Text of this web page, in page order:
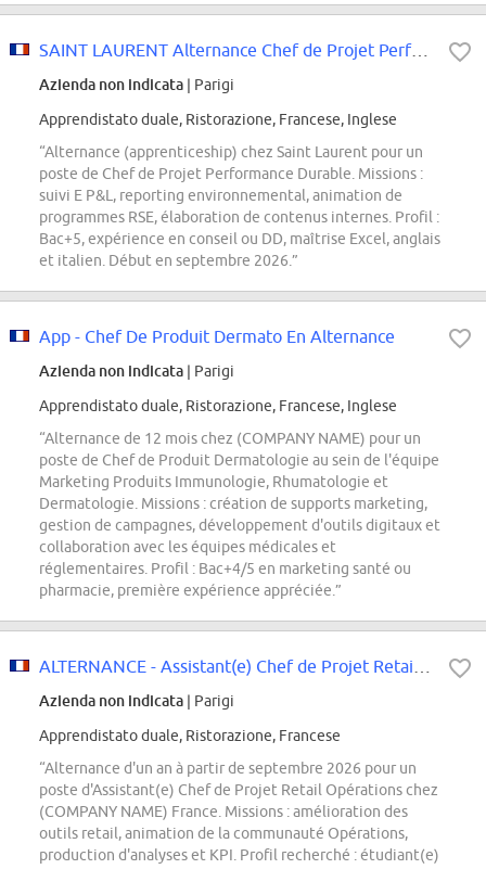
SAINT LAURENT Alternance Chef de Projet Performance Durable H/F
Azienda non indicata | Parigi
Apprendistato duale, Ristorazione, Francese, Inglese
“Alternance (apprenticeship) chez Saint Laurent pour un
poste de Chef de Projet Performance Durable. Missions :
suivi E P&L, reporting environnemental, animation de
programmes RSE, élaboration de contenus internes. Profil :
Bac+5, expérience en conseil ou DD, maîtrise Excel, anglais
et italien. Début en septembre 2026.”
App - Chef De Produit Dermato En Alternance
Azienda non indicata | Parigi
Apprendistato duale, Ristorazione, Francese, Inglese
“Alternance de 12 mois chez (COMPANY NAME) pour un
poste de Chef de Produit Dermatologie au sein de l'équipe
Marketing Produits Immunologie, Rhumatologie et
Dermatologie. Missions : création de supports marketing,
gestion de campagnes, développement d'outils digitaux et
collaboration avec les équipes médicales et
réglementaires. Profil : Bac+4/5 en marketing santé ou
pharmacie, première expérience appréciée.”
Azienda non indicata | Parigi
Apprendistato duale, Ristorazione, Francese
“Alternance d'un an à partir de septembre 2026 pour un
poste d'Assistant(e) Chef de Projet Retail Opérations chez
(COMPANY NAME) France. Missions : amélioration des
outils retail, animation de la communauté Opérations,
production d'analyses et KPI. Profil recherché : étudiant(e)